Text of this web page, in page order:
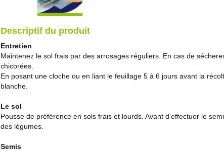
Descriptif du produit
Entretien
Maintenez le sol frais par des arrosages réguliers. En cas de
chicorées.
En posant une cloche ou en liant le feuillage 5 à 6 jours avant la
blanche.
Le sol
Pousse de préférence en sols frais et lourds. Avant d’effectuer le
des légumes.
Semis